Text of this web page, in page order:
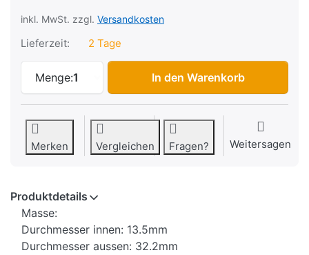
inkl. MwSt. zzgl. Versandkosten
Lieferzeit: 2 Tage
Menge:1
Sicherungsblech Ø 13.5mm
In den Warenkorb
Merken Vergleichen Fragen? Weitersagen
Produktdetails
Masse:
Durchmesser innen: 13.5mm
Durchmesser aussen: 32.2mm